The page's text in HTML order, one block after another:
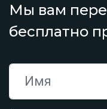
Мы вам
бесплатно